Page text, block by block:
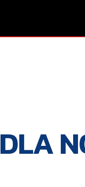
DLA